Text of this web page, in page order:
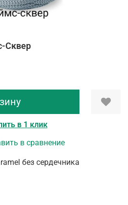
Сквер
в 1 клик
в сравнение
без сердечника